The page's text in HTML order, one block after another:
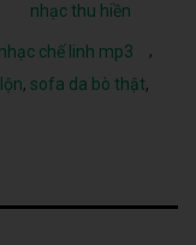
nhạc thu hiền
nhạc chế linh mp3
,
, sofa da bò thật,